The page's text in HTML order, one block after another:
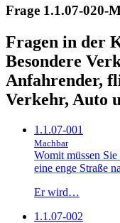
Frage 1.1.07-020-
Fragen in der
Besondere
Anfahrender,
Verkehr, Auto
1.1.07-001
Machbar
Womit müssen
eine enge Straße
Er wird…
1.1.07-002